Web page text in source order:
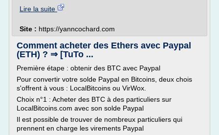
Lire la suite
Site : https://yanncochard.com
Comment acheter des Ethers avec Paypal
(ETH) ? ⇒ [TuTo ...
Première étape : obtenir des BTC avec Paypal
Pour convertir votre solde Paypal en Bitcoins, deux chois
s'offrent à vous : LocalBitcoins ou VirWox.
Choix n°1 : Acheter des BTC à des particuliers sur
LocalBitcoins.com avec son solde Paypal
Il est possible de trouver de nombreux particuliers qui
prennent en charge les virements Paypal